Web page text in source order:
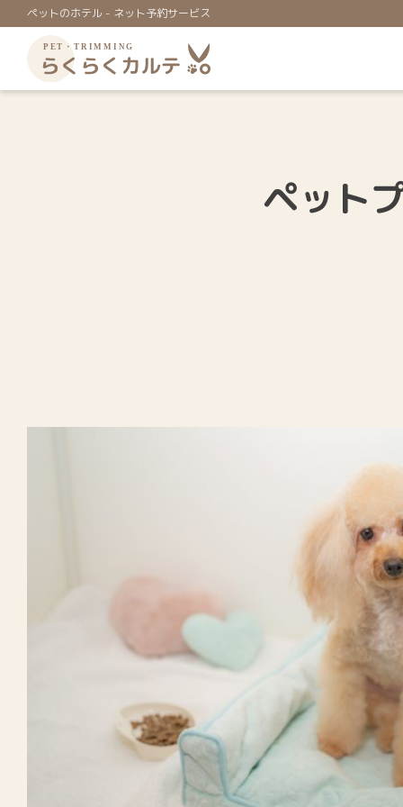
ペットのホテル - ネット予約サービス
ペット